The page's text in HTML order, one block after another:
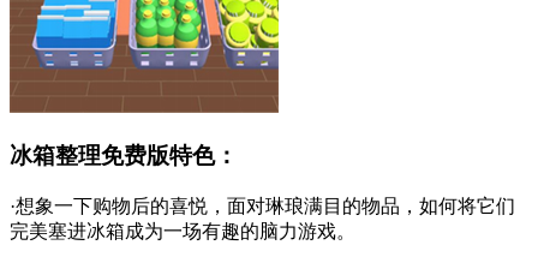
冰箱整理免费版特色：
·想象一下购物后的喜悦，面对琳琅满目的物品，如何将它们
完美塞进冰箱成为一场有趣的脑力游戏。